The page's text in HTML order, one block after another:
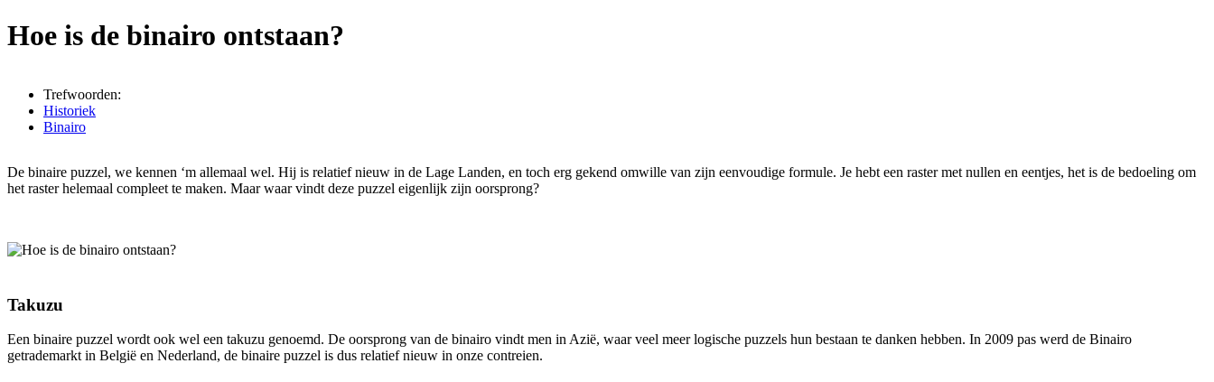
Hoe is de binairo ontstaan?
Trefwoorden:
Historiek
Binairo
De binaire puzzel, we kennen ‘m allemaal wel. Hij is relatief nieuw in de Lage Landen, en toch erg gekend omwille van zijn eenvoudige formule. Je hebt een raster met nullen en eentjes, het is de bedoeling om
het raster helemaal compleet te maken. Maar waar vindt deze puzzel eigenlijk zijn oorsprong?
Takuzu
Een binaire puzzel wordt ook wel een takuzu genoemd. De oorsprong van de binairo vindt men in Azië, waar veel meer logische puzzels hun bestaan te danken hebben. In 2009 pas werd de Binairo
getrademarkt in België en Nederland, de binaire puzzel is dus relatief nieuw in onze contreien.